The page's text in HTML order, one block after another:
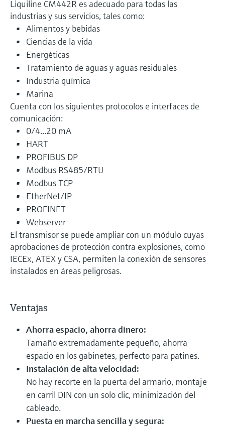
Liquiline CM442R es adecuado para todas las
industrias y sus servicios, tales como:
Alimentos y bebidas
Ciencias de la vida
Energéticas
Tratamiento de aguas y aguas residuales
Industria química
Marina
Cuenta con los siguientes protocolos e interfaces de
comunicación:
0/4...20 mA
HART
PROFIBUS DP
Modbus RS485/RTU
Modbus TCP
EtherNet/IP
PROFINET
Webserver
El transmisor se puede ampliar con un módulo cuyas
aprobaciones de protección contra explosiones, como
IECEx, ATEX y CSA, permiten la conexión de sensores
instalados en áreas peligrosas.
Ventajas
Ahorra espacio, ahorra dinero:
Tamaño extremadamente pequeño, ahorra
espacio en los gabinetes, perfecto para patines.
Instalación de alta velocidad:
No hay recorte en la puerta del armario, montaje
en carril DIN con un solo clic, minimización del
cableado.
Puesta en marcha sencilla y segura: